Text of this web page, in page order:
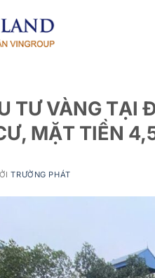
TƯ VÀNG TẠI
MẶT TIỀN
TRƯỜNG PHÁT